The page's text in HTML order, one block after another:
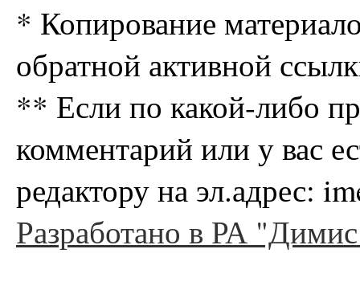
* Копирование
обратной активной
** Если по какой-либо
комментарий или у вас
редактору на эл.адрес:
Разработано в РА